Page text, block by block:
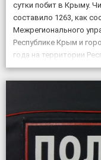
сутки побит в Крыму.
составило 1263, как
Межрегионального
Республике Крым и
года на территории
случая новой
положительных на